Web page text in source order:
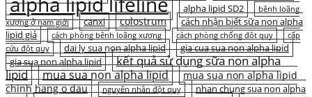
alpha lipid SD2
bệnh loãng
xương ở nam giới
canxi colostrum
cách nhận biết sữa non alpha
lipid giả
cách phòng bệnh loãng xương cách phòng chống đột quỵ
cấp
cứu đột quỵ
dai ly sua non alpha lipid
gia cua sua non alpha lipid
gia sua non alpha lipid
kết quả sử dụng sữa non alpha
lipid
mua sua non alpha lipid
mua sua non alpha lipid
chinh hang o dau
nguyên nhân đột quỵ
nhan chung sua non alpha